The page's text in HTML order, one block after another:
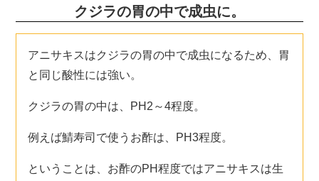
クジラの胃の中で成虫に。
アニサキスはクジラの胃の中で成虫になるため、胃
と同じ酸性には強い。
クジラの胃の中は、PH2～4程度。
例えば鯖寿司で使うお酢は、PH3程度。
ということは、お酢のPH程度ではアニサキスは生